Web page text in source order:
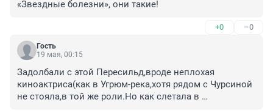
«Звездные болезни», они такие!
+0 –0
Гость
19 мая, 00:15
Задолбали с этой Пересильд,вроде неплохая
киноактриса(как в Угрюм-река,хотя рядом с Чурсиной
не стояла,в той же роли.Но как слетала в